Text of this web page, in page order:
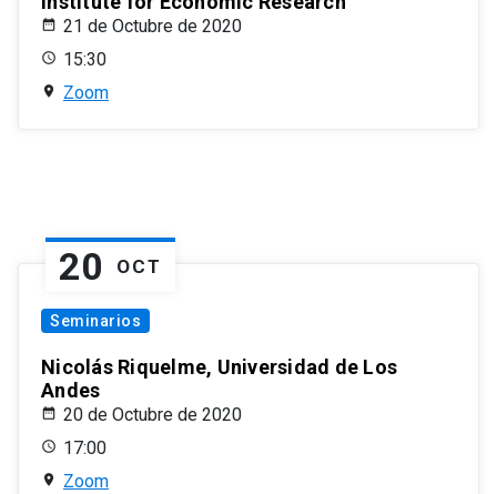
21 de Octubre de 2020
15:30
Zoom
20 OCT
Seminarios
Nicolás Riquelme, Universidad de Los
Andes
20 de Octubre de 2020
17:00
Zoom